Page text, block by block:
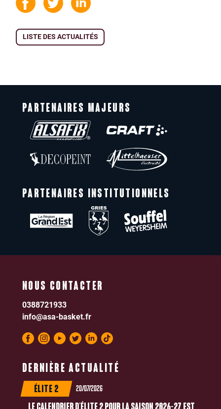
LISTE DES ACTUALITÉS
PARTENAIRES MAJEURS
PARTENAIRES INSTITUTIONNELS
DERNIÈRE ACTUALITÉ
ÉLITE 2 20/07/2026
NOUS CONTACTER
0388721933
info@asa-basket.fr